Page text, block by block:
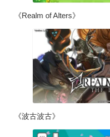
《Realm of Alters》
《波古波古》